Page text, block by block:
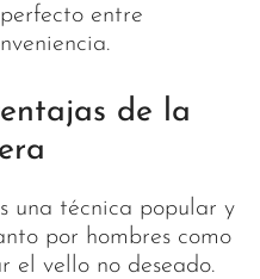
entre
de la
una técnica popular y
por hombres como
el vello no deseado.